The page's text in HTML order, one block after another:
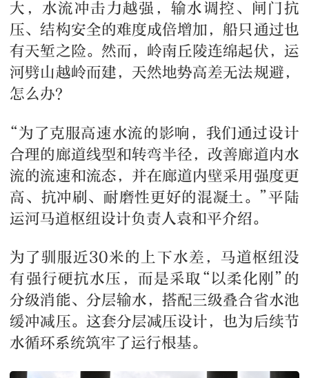
大，水流冲击力越强，输水调控、闸门抗
压、结构安全的难度成倍增加，船只通过也
有天堑之险。然而，岭南丘陵连绵起伏，运
河劈山越岭而建，天然地势高差无法规避，
怎么办？
“为了克服高速水流的影响，我们通过设计
合理的廊道线型和转弯半径，改善廊道内水
流的流速和流态，并在廊道内壁采用强度更
高、抗冲刷、耐磨性更好的混凝土。”平陆
运河马道枢纽设计负责人袁和平介绍。
为了驯服近30米的上下水差，马道枢纽没
有强行硬抗水压，而是采取“以柔化刚”的
分级消能、分层输水，搭配三级叠合省水池
缓冲减压。这套分层减压设计，也为后续节
水循环系统筑牢了运行根基。